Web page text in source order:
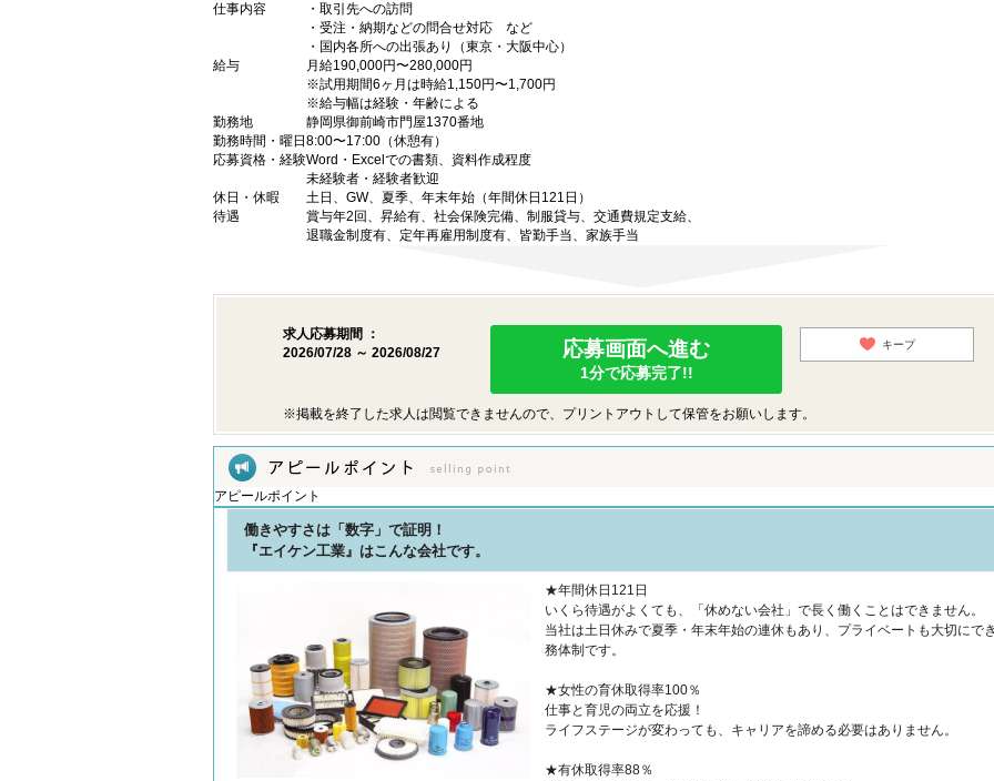
仕事内容
・取引先への訪問
・受注・納期などの問合せ対応 など
・国内各所への出張あり（東京・大阪中心）
給与
月給190,000円〜280,000円
※試用期間6ヶ月は時給1,150円〜1,700円
※給与幅は経験・年齢による
勤務地
静岡県御前崎市門屋1370番地
勤務時間・曜日 8:00〜17:00（休憩有）
応募資格・経験Word・Excelでの書類、資料作成程度
未経験者・経験者歓迎
休日・休暇
土日、GW、夏季、年末年始（年間休日121日）
待遇
賞与年2回、昇給有、社会保険完備、制服貸与、交通費規定支給、
退職金制度有、定年再雇用制度有、皆勤手当、家族手当
求人応募期間 ：
2026/07/28 ～ 2026/08/27
応募画面へ進む
1分で応募完了!!
キープ
※掲載を終了した求人は閲覧できませんので、プリントアウトして保管をお願いします。
アピールポイント
働きやすさは「数字」で証明！
『エイケン工業』はこんな会社です。
★年間休日121日
いくら待遇がよくても、「休めない会社」で長く働くことはできません。
当社は土日休みで夏季・年末年始の連休もあり、プライベートも大切にで
務体制です。
★女性の育休取得率100％
仕事と育児の両立を応援！
ライフステージが変わっても、キャリアを諦める必要はありません。
★有休取得率88％